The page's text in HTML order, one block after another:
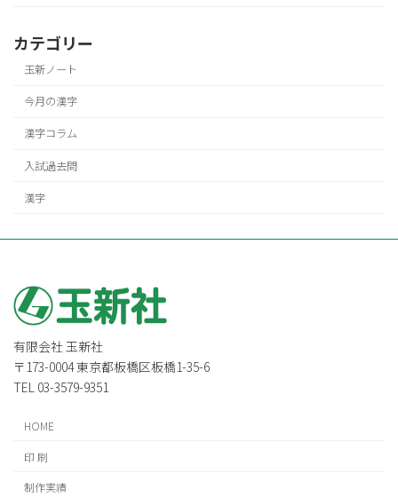
カテゴリー
玉新ノート
今月の漢字
漢字コラム
入試過去問
漢字
有限会社 玉新社
〒173-0004 東京都板橋区板橋1-35-6
TEL 03-3579-9351
HOME
印 刷
制作実績